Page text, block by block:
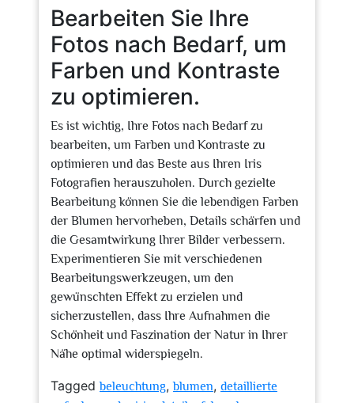
Bearbeiten Sie Ihre
Fotos nach Bedarf, um
Farben und Kontraste
zu optimieren.
Es ist wichtig, Ihre Fotos nach Bedarf zu
bearbeiten, um Farben und Kontraste zu
optimieren und das Beste aus Ihren Iris
Fotografien herauszuholen. Durch gezielte
Bearbeitung können Sie die lebendigen Farben
der Blumen hervorheben, Details schärfen und
die Gesamtwirkung Ihrer Bilder verbessern.
Experimentieren Sie mit verschiedenen
Bearbeitungswerkzeugen, um den
gewünschten Effekt zu erzielen und
sicherzustellen, dass Ihre Aufnahmen die
Schönheit und Faszination der Natur in Ihrer
Nähe optimal widerspiegeln.
Taggedbeleuchtung,blumen, detaillierte